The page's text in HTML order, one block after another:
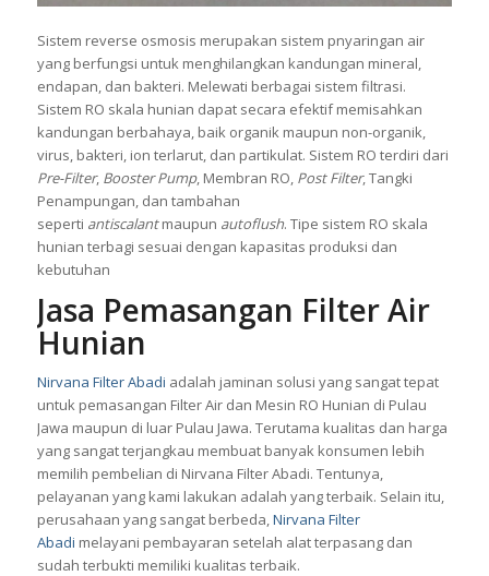
Sistem reverse osmosis merupakan sistem pnyaringan air
yang berfungsi untuk menghilangkan kandungan mineral,
endapan, dan bakteri. Melewati berbagai sistem filtrasi.
Sistem RO skala hunian dapat secara efektif memisahkan
kandungan berbahaya, baik organik maupun non-organik,
virus, bakteri, ion terlarut, dan partikulat. Sistem RO terdiri dari
Pre-Filter, Booster Pump, Membran RO, Post Filter, Tangki
Penampungan, dan tambahan
seperti antiscalantmaupun autoflush. Tipe sistem RO skala
hunian terbagi sesuai dengan kapasitas produksi dan
kebutuhan
Jasa Pemasangan Filter Air
Hunian
Nirvana Filter Abadi adalah jaminan solusi yang sangat tepat
untuk pemasangan Filter Air dan Mesin RO Hunian di Pulau
Jawa maupun di luar Pulau Jawa. Terutama kualitas dan harga
yang sangat terjangkau membuat banyak konsumen lebih
memilih pembelian di Nirvana Filter Abadi. Tentunya,
pelayanan yang kami lakukan adalah yang terbaik. Selain itu,
perusahaan yang sangat berbeda,Nirvana Filter
Abadi melayani pembayaran setelah alat terpasang dan
sudah terbukti memiliki kualitas terbaik.